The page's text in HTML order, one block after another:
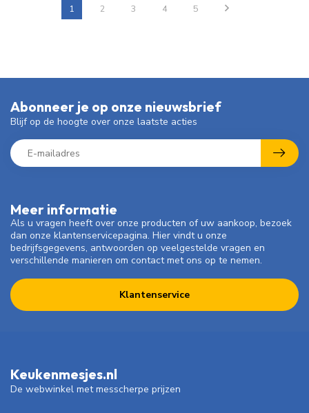
1 2 3 4 5
Meer informatie
Als u vragen heeft over onze producten of uw aankoop, bezoek
dan onze klantenservicepagina. Hier vindt u onze
bedrijfsgegevens, antwoorden op veelgestelde vragen en
verschillende manieren om contact met ons op te nemen.
Klantenservice
Abonneer je op onze nieuwsbrief
Blijf op de hoogte over onze laatste acties
Keukenmesjes.nl
De webwinkel met messcherpe prijzen